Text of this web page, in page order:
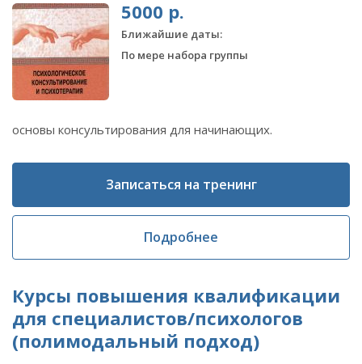
5000 р.
Ближайшие даты:
По мере набора группы
основы консультирования для начинающих.
Записаться на тренинг
Подробнее
Курсы повышения квалификации
для специалистов/психологов
(полимодальный подход)